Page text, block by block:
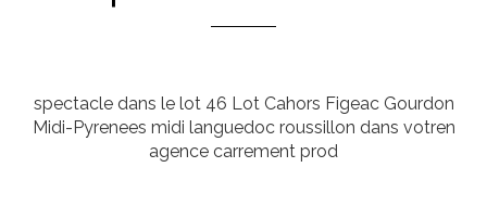
spectacle dans le lot 46 Lot Cahors Figeac Gourdon
Midi-Pyrenees midi languedoc roussillon dans votren
agence carrement prod